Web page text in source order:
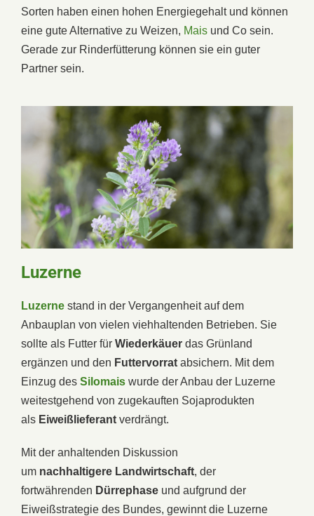
Sorten haben einen hohen Energiegehalt und können
eine gute Alternative zu Weizen, Mais und Co sein.
Gerade zur Rinderfütterung können sie ein guter
Partner sein.
Luzerne
Luzerne stand in der Vergangenheit auf dem
Anbauplan von vielen viehhaltenden Betrieben. Sie
sollte als Futter für Wiederkäuer das Grünland
ergänzen und den Futtervorrat absichern. Mit dem
Einzug des Silomais wurde der Anbau der Luzerne
weitestgehend von zugekauften Sojaprodukten
als Eiweißlieferant verdrängt.
Mit der anhaltenden Diskussion
um nachhaltigere Landwirtschaft, der
fortwährenden Dürrephase und aufgrund der
Eiweißstrategie des Bundes, gewinnt die Luzerne